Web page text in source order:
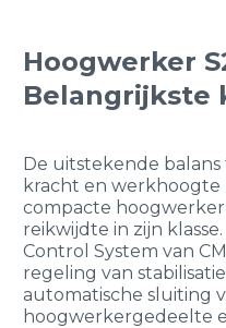
Hoogwerker
Belangrijkste
De uitstekende
kracht en werkhoogte
compacte
reikwijdte in zijn
Control System van
regeling van
automatische sluiting
hoogwerkergedeelte